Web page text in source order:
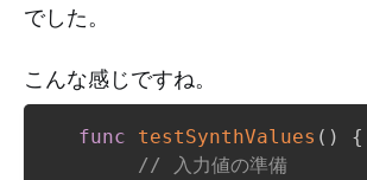
でした。
こんな感じですね。
func testSynthValues ( )
{
// 入力値の準備